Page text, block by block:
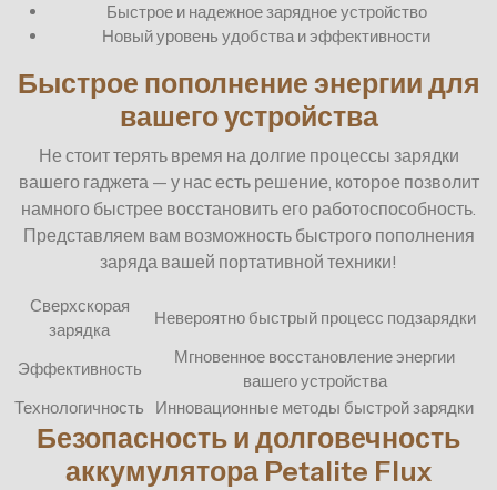
Быстрое и надежное зарядное устройство
Новый уровень удобства и эффективности
Быстрое пополнение энергии для
вашего устройства
Не стоит терять время на долгие процессы зарядки
вашего гаджета — у нас есть решение, которое позволит
намного быстрее восстановить его работоспособность.
Представляем вам возможность быстрого пополнения
заряда вашей портативной техники!
Сверхскорая
зарядка
Невероятно быстрый процесс подзарядки
Эффективность
Мгновенное восстановление энергии
вашего устройства
Технологичность
Инновационные методы быстрой зарядки
Безопасность и долговечность
аккумулятора Petalite Flux